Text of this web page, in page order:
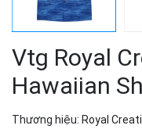
Vtg Royal
Hawaiian
Thương hiệu: Royal